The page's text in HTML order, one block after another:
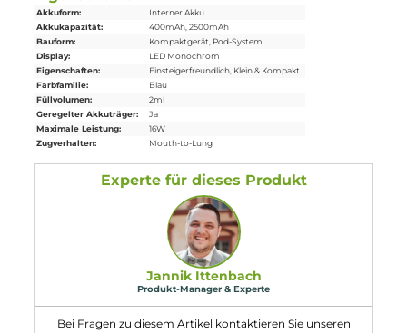
Lieferumfang
1 xGeekVape Wenax M1 Mini Pen
1 x GeekVape Wenax M Powerbank
1 x GeekVape Wenax M1 Pod Tankverdampfer 0.8 Ohm
1 x USB Typ-C auf Typ-C Kabel
1 x Cotton-Filter Mundstücke (10 Stk.)
1 x Bedienungsanleitung
Abmessungen